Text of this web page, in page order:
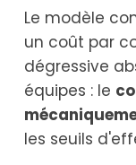
Le modèle
un coût par
dégressive
équipes : le
les seuils